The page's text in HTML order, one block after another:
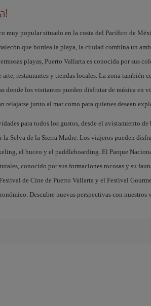
muy popular situado en la costa del Pacífico de
que bordea la playa, la ciudad combina un
playas, Puerto Vallarta es conocida por sus
arte, restaurantes y tiendas locales. La zona también
donde los visitantes pueden disfrutar de música en
relajarse junto al mar como para quienes desean
para todos los gustos, desde el avistamiento de
la Selva de la Sierra Madre. Los viajeros pueden
el buceo y el paddleboarding. El Parque
conocido por sus formaciones rocosas y su
de Cine de Puerto Vallarta y el Festival
Descubre nuevas perspectivas con nuestros